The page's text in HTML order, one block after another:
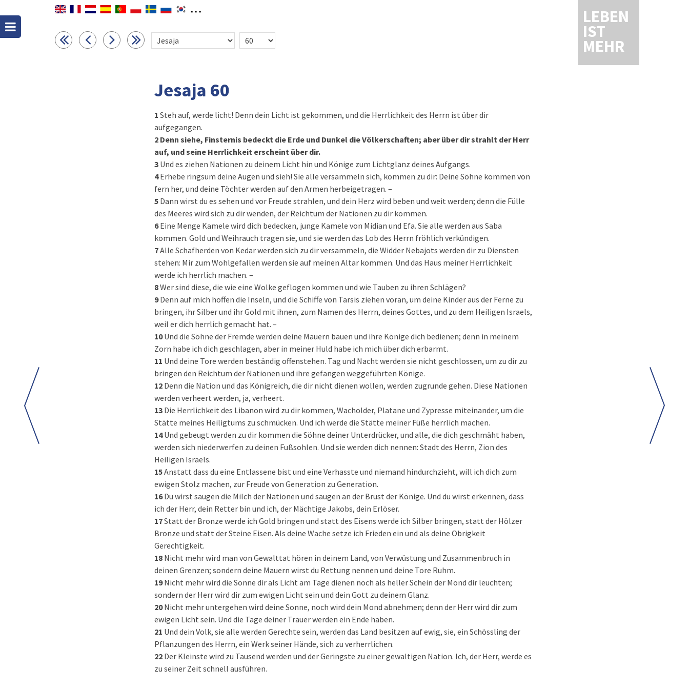
LEBEN
IST
MEHR
Jesaja 60
1 Steh auf, werde licht! Denn dein Licht ist gekommen, und die Herrlichkeit des Herrn ist über dir
aufgegangen.
2 Denn siehe, Finsternis bedeckt die Erde und Dunkel die Völkerschaften; aber über dir strahlt der Herr
auf, und seine Herrlichkeit erscheint über dir.
3 Und es ziehen Nationen zu deinem Licht hin und Könige zum Lichtglanz deines Aufgangs.
4Erhebe ringsum deine Augen und sieh! Sie alle versammeln sich, kommen zu dir: Deine Söhne kommen von
fern her, und deine Töchter werden auf den Armen herbeigetragen. –
5 Dann wirst du es sehen und vor Freude strahlen, und dein Herz wird beben und weit werden; denn die Fülle
des Meeres wird sich zu dir wenden, der Reichtum der Nationen zu dir kommen.
6Eine Menge Kamele wird dich bedecken, junge Kamele von Midian und Efa. Sie alle werden aus Saba
kommen. Gold und Weihrauch tragen sie, und sie werden das Lob des Herrn fröhlich verkündigen.
7Alle Schafherden von Kedar werden sich zu dir versammeln, die Widder Nebajots werden dir zu Diensten
stehen: Mir zum Wohlgefallen werden sie auf meinen Altar kommen. Und das Haus meiner Herrlichkeit
werde ich herrlich machen. –
8Wer sind diese, die wie eine Wolke geflogen kommen und wie Tauben zu ihren Schlägen?
9Denn auf mich hoffen die Inseln, und die Schiffe von Tarsis ziehen voran, um deine Kinder aus der Ferne zu
bringen, ihr Silber und ihr Gold mit ihnen, zum Namen des Herrn, deines Gottes, und zu dem Heiligen Israels,
weil er dich herrlich gemacht hat. –
10Und die Söhne der Fremde werden deine Mauern bauen und ihre Könige dich bedienen; denn in meinem
Zorn habe ich dich geschlagen, aber in meiner Huld habe ich mich über dich erbarmt.
11 Und deine Tore werden beständig offenstehen. Tag und Nacht werden sie nicht geschlossen, um zu dir zu
bringen den Reichtum der Nationen und ihre gefangen weggeführten Könige.
12 Denn die Nation und das Königreich, die dir nicht dienen wollen, werden zugrunde gehen. Diese Nationen
werden verheert werden, ja, verheert.
13 Die Herrlichkeit des Libanon wird zu dir kommen, Wacholder, Platane und Zypresse miteinander, um die
Stätte meines Heiligtums zu schmücken. Und ich werde die Stätte meiner Füße herrlich machen.
14Und gebeugt werden zu dir kommen die Söhne deiner Unterdrücker, und alle, die dich geschmäht haben,
werden sich niederwerfen zu deinen Fußsohlen. Und sie werden dich nennen: Stadt des Herrn, Zion des
Heiligen Israels.
15Anstatt dass du eine Entlassene bist und eine Verhasste und niemand hindurchzieht, will ich dich zum
ewigen Stolz machen, zur Freude von Generation zu Generation.
16Du wirst saugen die Milch der Nationen und saugen an der Brust der Könige. Und du wirst erkennen, dass
ich der Herr, dein Retter bin und ich, der Mächtige Jakobs, dein Erlöser.
17Statt der Bronze werde ich Gold bringen und statt des Eisens werde ich Silber bringen, statt der Hölzer
Bronze und statt der Steine Eisen. Als deine Wache setze ich Frieden ein und als deine Obrigkeit
Gerechtigkeit.
18 Nicht mehr wird man von Gewalttat hören in deinem Land, von Verwüstung und Zusammenbruch in
deinen Grenzen; sondern deine Mauern wirst du Rettung nennen und deine Tore Ruhm.
19Nicht mehr wird die Sonne dir als Licht am Tage dienen noch als heller Schein der Mond dir leuchten;
sondern der Herr wird dir zum ewigen Licht sein und dein Gott zu deinem Glanz.
20Nicht mehr untergehen wird deine Sonne, noch wird dein Mond abnehmen; denn der Herr wird dir zum
ewigen Licht sein. Und die Tage deiner Trauer werden ein Ende haben.
21 Und dein Volk, sie alle werden Gerechte sein, werden das Land besitzen auf ewig, sie, ein Schössling der
Pflanzungen des Herrn, ein Werk seiner Hände, sich zu verherrlichen.
22 Der Kleinste wird zu Tausend werden und der Geringste zu einer gewaltigen Nation. Ich, der Herr, werde es
zu seiner Zeit schnell ausführen.